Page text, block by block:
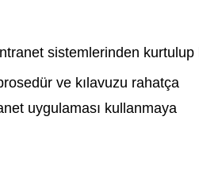
sistemlerinden kurtulup
ve kılavuzu rahatça
uygulaması kullanmaya